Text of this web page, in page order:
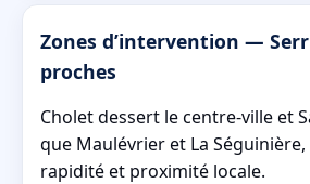
Zones d’intervention —
proches
Cholet dessert le centre-ville et
que Maulévrier et La
rapidité et proximité locale.